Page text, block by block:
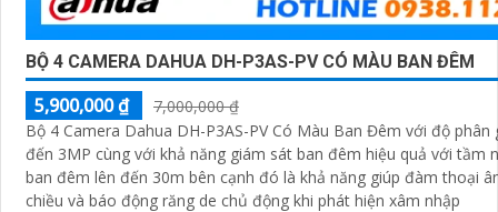
BỘ 4 CAMERA DAHUA DH-P3AS-PV CÓ MÀU BAN ĐÊM
5,900,000 ₫
7,000,000 ₫
Bộ 4 Camera Dahua DH-P3AS-PV Có Màu Ban Đêm với độ phân
đến 3MP cùng với khả năng giám sát ban đêm hiệu quả với tầm
ban đêm lên đến 30m bên cạnh đó là khả năng giúp đàm thoại
chiều và báo động răng de chủ động khi phát hiện xâm nhập